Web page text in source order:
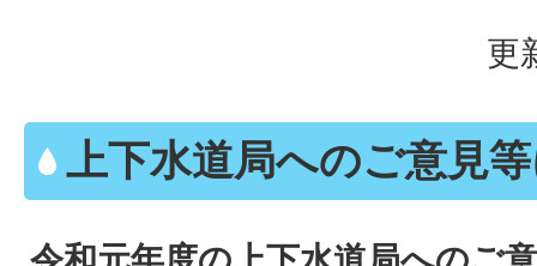
更
上下水道局へのご意見